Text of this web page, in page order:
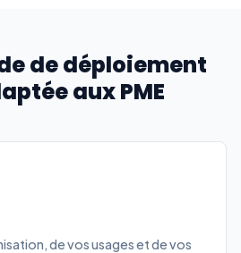
de déploiement
aux PME
de vos usages et de vos